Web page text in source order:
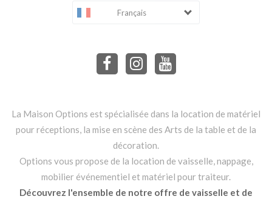
Français
La Maison Options est spécialisée dans la location de matériel
pour réceptions, la mise en scène des Arts de la table et de la
décoration.
Options vous propose de la location de vaisselle, nappage,
mobilier événementiel et matériel pour traiteur.
Découvrez l'ensemble de notre offre de vaisselle et de